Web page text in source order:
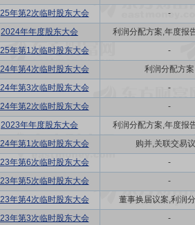
年第2次临时股东大会
-
2024年年度股东大会
利润分配方案,年度报
年第1次临时股东大会
-
年第4次临时股东大会
利润分配方案
年第3次临时股东大会
-
年第2次临时股东大会
-
2023年年度股东大会
利润分配方案,年度报
年第1次临时股东大会
购并,关联交易
年第6次临时股东大会
-
年第5次临时股东大会
-
年第4次临时股东大会
董事换届议案,利润
年第3次临时股东大会
-